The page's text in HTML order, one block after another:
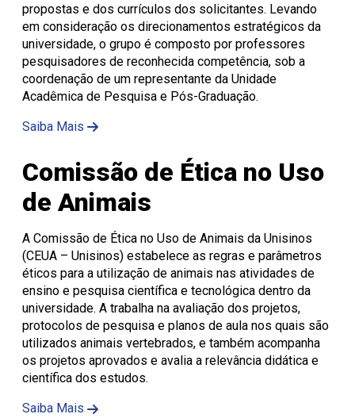
propostas e dos currículos dos solicitantes. Levando
em consideração os direcionamentos estratégicos da
universidade, o grupo é composto por professores
pesquisadores de reconhecida competência, sob a
coordenação de um representante da Unidade
Acadêmica de Pesquisa e Pós-Graduação.
Saiba Mais
Comissão de Ética no Uso
de Animais
A Comissão de Ética no Uso de Animais da Unisinos
(CEUA – Unisinos) estabelece as regras e parâmetros
éticos para a utilização de animais nas atividades de
ensino e pesquisa científica e tecnológica dentro da
universidade. A trabalha na avaliação dos projetos,
protocolos de pesquisa e planos de aula nos quais são
utilizados animais vertebrados, e também acompanha
os projetos aprovados e avalia a relevância didática e
científica dos estudos.
Saiba Mais